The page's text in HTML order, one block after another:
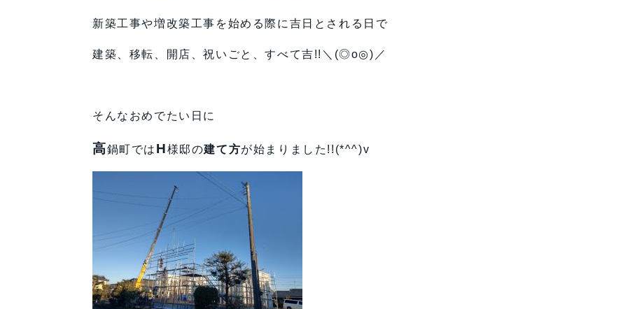
新築工事や増改築工事を始める際に吉日とされる日で
建築、移転、開店、祝いごと、すべて吉!!＼(◎o◎)／
そんなおめでたい日に
高鍋町では H様邸の建て方が始まりました!!(*^^)v